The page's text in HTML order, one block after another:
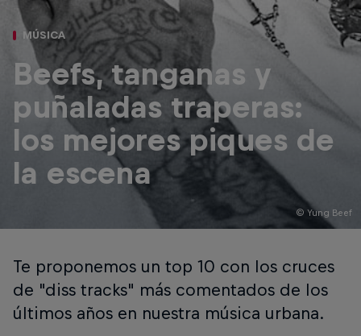
© Yung Beef
MÚSICA
Beefs, tanganas y
puñaladas traperas:
los mejores piques de
la escena
Te proponemos un top 10 con los cruces
de "diss tracks" más comentados de los
últimos años en nuestra música urbana.